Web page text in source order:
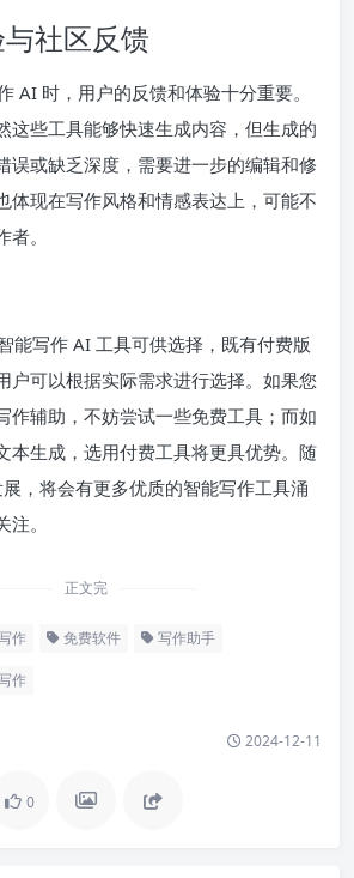
社区反馈
AI 时，用户的反馈和体验十分重要。
这些工具能够快速生成内容，但生成的
误或缺乏深度，需要进一步的编辑和修
体现在写作风格和情感表达上，可能不
。
能写作 AI 工具可供选择，既有付费版
户可以根据实际需求进行选择。如果您
作辅助，不妨尝试一些免费工具；而如
本生成，选用付费工具将更具优势。随
，将会有更多优质的智能写作工具涌
。
正文完
作 免费软件 写作助手
作
2024-12-11
0